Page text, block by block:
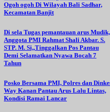
Ogoh ogoh Di Wilayah Bali Sadhar,
Kecamatan Banjit
Di sela Tugas pemantauan arus Mudik,
Anggota PMI Rahmat Shali Akbar. S.
STP. M. Si,,Tinggalkan Pos Pantau
Demi Selamatkan Nyawa Bocah 7
Tahun
Posko Bersama PMI, Polres dan
Way Kanan Pantau Arus Lalu Lintas,
Kondisi Ramai Lancar